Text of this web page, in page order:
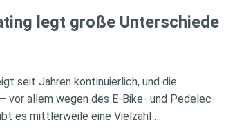
legt große Unterschiede
seit Jahren kontinuierlich, und die
vor allem wegen des E-Bike- und Pedelec-
es mittlerweile eine Vielzahl …